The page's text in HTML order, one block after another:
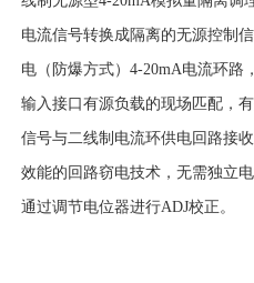
电流信号转换成隔离的无源控制
电（防爆方式）4-20mA电流环路
输入接口有源负载的现场匹配，
信号与二线制电流环供电回路接
效能的回路窃电技术，无需独立
通过调节电位器进行ADJ校正。